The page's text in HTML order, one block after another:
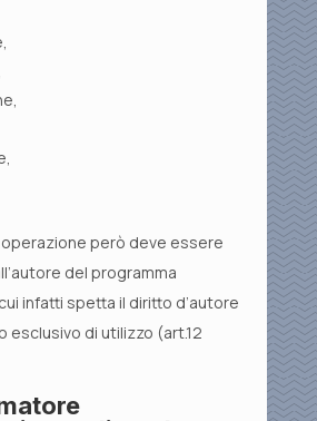
però deve essere
del programma
infatti spetta il diritto d’autore
esclusivo di utilizzo (art.12